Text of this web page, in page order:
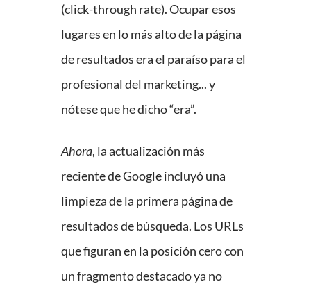
(click-through rate). Ocupar esos
lugares en lo más alto de la página
de resultados era el paraíso para el
profesional del marketing... y
nótese que he dicho “era”.
Ahora, la actualización más
reciente de Google incluyó una
limpieza de la primera página de
resultados de búsqueda. Los URLs
que figuran en la posición cero con
un fragmento destacado ya no